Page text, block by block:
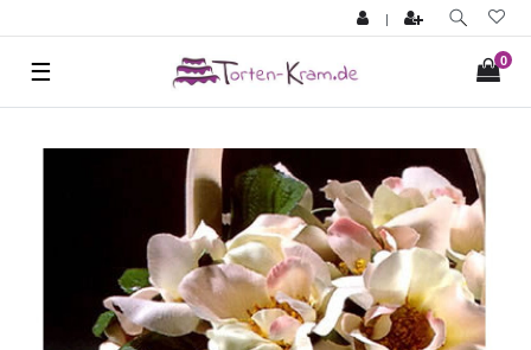
|
0
☰